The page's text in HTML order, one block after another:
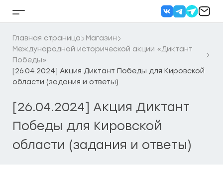
Кнопка
бокового
меню
Главная страница
Магазин
Международной исторической акции «Диктант
Победы»
[26.04.2024] Акция Диктант Победы для Кировской
области (задания и ответы)
[26.04.2024] Акция Диктант
Победы для Кировской
области (задания и ответы)